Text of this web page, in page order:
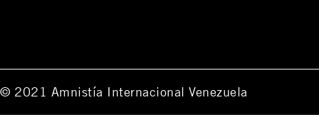
© 2021 Amnistía Internacional Venezuela